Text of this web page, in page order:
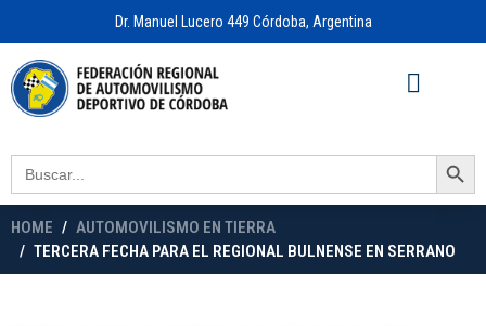
Dr. Manuel Lucero 449 Córdoba, Argentina
Search
for:
Search Button
HOME
AUTOMOVILISMO EN TIERRA
TERCERA FECHA PARA EL REGIONAL BULNENSE EN SERRANO